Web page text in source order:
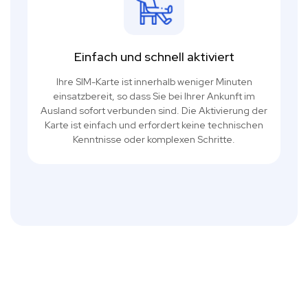
Einfach und schnell aktiviert
Ihre SIM-Karte ist innerhalb weniger Minuten
einsatzbereit, so dass Sie bei Ihrer Ankunft im
Ausland sofort verbunden sind. Die Aktivierung der
Karte ist einfach und erfordert keine technischen
Kenntnisse oder komplexen Schritte.